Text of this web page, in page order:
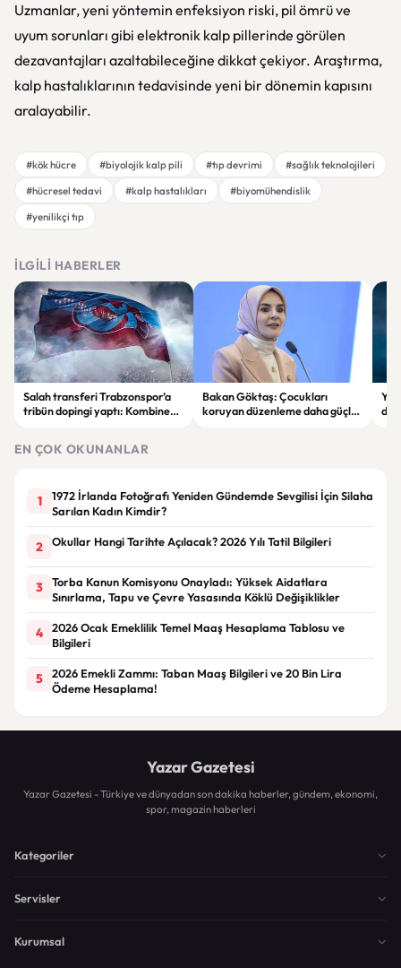
Uzmanlar, yeni yöntemin enfeksiyon riski, pil ömrü ve
uyum sorunları gibi elektronik kalp pillerinde görülen
dezavantajları azaltabileceğine dikkat çekiyor. Araştırma,
kalp hastalıklarının tedavisinde yeni bir dönemin kapısını
aralayabilir.
#kök hücre #biyolojik kalp pili #tıp devrimi
#sağlık teknolojileri
#hücresel tedavi
#kalp hastalıkları
#biyomühendislik
#yenilikçi tıp
İLGILI HABERLER
Salah transferi Trabzonspor’a
tribün dopingi yaptı: Kombinede
Bakan Göktaş: Çocukları
koruyan düzenleme daha güçlü
EN ÇOK OKUNANLAR
1
1972 İrlanda Fotoğrafı Yeniden Gündemde Sevgilisi İçin Silaha
Sarılan Kadın Kimdir?
2 Okullar Hangi Tarihte Açılacak? 2026 Yılı Tatil Bilgileri
3
Torba Kanun Komisyonu Onayladı: Yüksek Aidatlara
Sınırlama, Tapu ve Çevre Yasasında Köklü Değişiklikler
4
2026 Ocak Emeklilik Temel Maaş Hesaplama Tablosu ve
Bilgileri
5
2026 Emekli Zammı: Taban Maaş Bilgileri ve 20 Bin Lira
Ödeme Hesaplama!
Yazar Gazetesi
Yazar Gazetesi - Türkiye ve dünyadan son dakika haberler, gündem, ekonomi,
spor, magazin haberleri
Kategoriler
Servisler
Kurumsal